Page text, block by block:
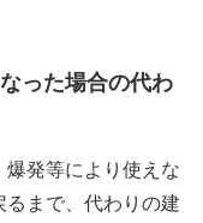
った場合の代わ
発等により使えな
るまで、代わりの建